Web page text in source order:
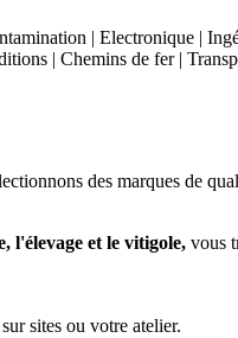
| Electronique |
| Chemins de fer |
des marques de
l'élevage et le vitigole, vous
sur sites ou votre atelier.